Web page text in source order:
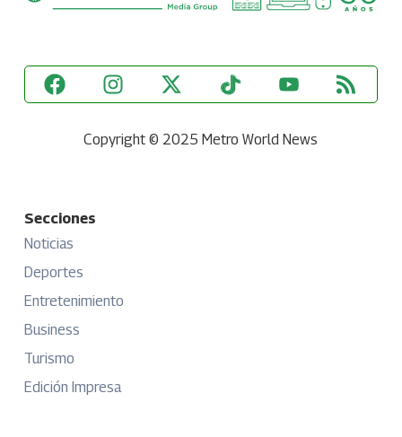
Copyright © 2025 Metro World News
Secciones
Noticias
Deportes
Entretenimiento
Business
Turismo
Edición Impresa